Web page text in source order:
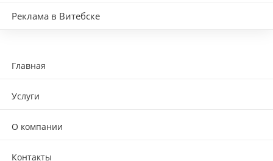
Реклама в Витебске
Главная
Услуги
О компании
Контакты